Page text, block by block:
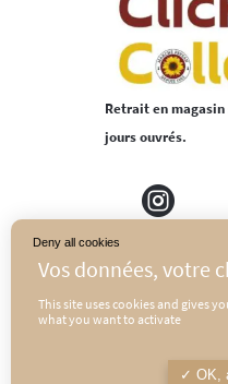
Retrait en magasin
jours ouvrés.
CONDITIONS
POLITIQUE
This site uses cookies and gives
what you want to activate
OK,
Deny all cookies